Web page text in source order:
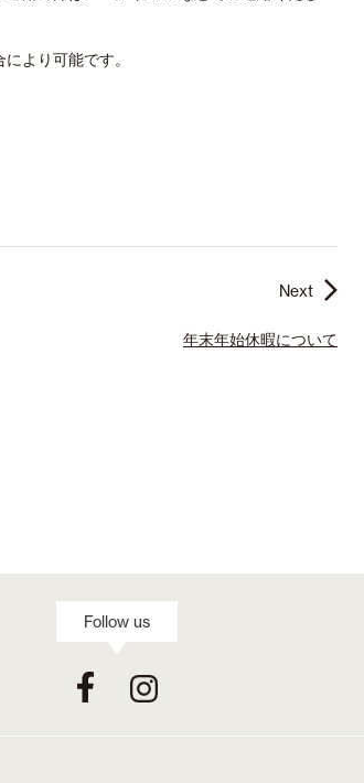
より可能です。
Next
年末年始休暇について
Follow us